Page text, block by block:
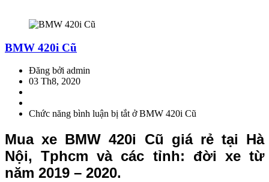
BMW 420i Cũ
Đăng bởi admin
03 Th8, 2020
Chức năng bình luận bị tắtở BMW 420i Cũ
Mua xe BMW 420i Cũ giá rẻ tại Hà
Nội, Tphcm và các tỉnh: đời xe từ
năm 2019 – 2020.